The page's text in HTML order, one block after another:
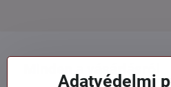
Adatvédelmi